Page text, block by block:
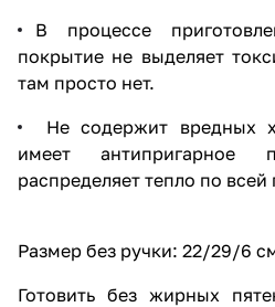
В процессе
покрытие не выделяет
там просто нет.
Не содержит вредных
имеет
распределяет тепло по всей
Размер без ручки: 22/29/6
Готовить без жирных